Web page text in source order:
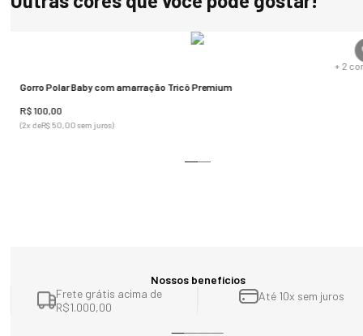
+ 2
Gorro Polar Baby com amarração Tricô Premium
R$100 00
(2x deR$50 00sem juros)
Nossos benefícios
Frete grátis acima de
R$1.000,00
Até 10x sem juros